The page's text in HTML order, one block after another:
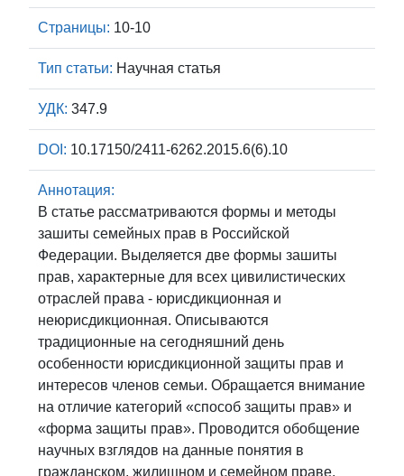
Страницы: 10-10
Тип статьи: Научная статья
УДК: 347.9
DOI: 10.17150/2411-6262.2015.6(6).10
Аннотация:
В статье рассматриваются формы и методы
зашиты семейных прав в Российской
Федерации. Выделяется две формы зашиты
прав, характерные для всех цивилистических
отраслей права - юрисдикционная и
неюрисдикционная. Описываются
традиционные на сегодняшний день
особенности юрисдикционной защиты прав и
интересов членов семьи. Обращается внимание
на отличие категорий «способ защиты прав» и
«форма защиты прав». Проводится обобщение
научных взглядов на данные понятия в
гражданском, жилищном и семейном праве.